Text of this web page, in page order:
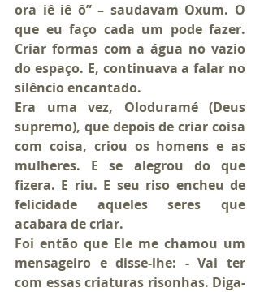
ora iê iê ô” – saudavam Oxum. O
que eu faço cada um pode fazer.
Criar formas com a água no vazio
do espaço. E, continuava a falar no
silêncio encantado.
Era uma vez, Oloduramé (Deus
supremo), que depois de criar coisa
com coisa, criou os homens e as
mulheres. E se alegrou do que
fizera. E riu. E seu riso encheu de
felicidade aqueles seres que
acabara de criar.
Foi então que Ele me chamou um
mensageiro e disse-lhe: - Vai ter
com essas criaturas risonhas. Diga-